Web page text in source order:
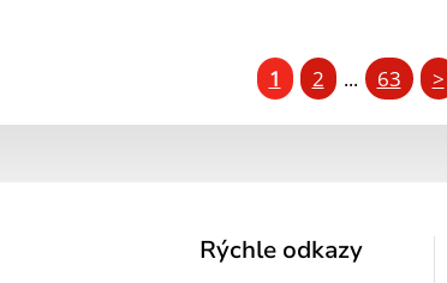
1 2 ... 63 >
Rýchle odkazy